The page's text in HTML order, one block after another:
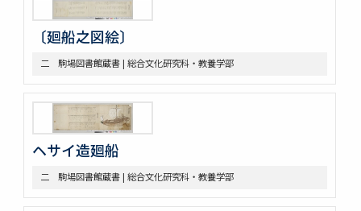
参考資料
一 海軍文庫蔵書
二 駒場図書館蔵書
〔廻船之図絵〕
二 駒場図書館蔵書 | 総合文化研究科・教養学部
ヘサイ造廻船
二 駒場図書館蔵書 | 総合文化研究科・教養学部